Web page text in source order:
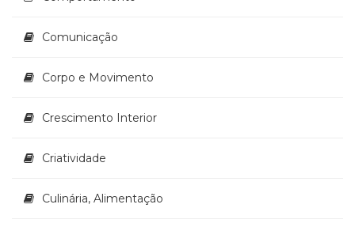
Temas
(30)
Ocupacional
e
(65)
Comunicação
Corpo e Movimento
Crescimento Interior
Criatividade
Culinária, Alimentação